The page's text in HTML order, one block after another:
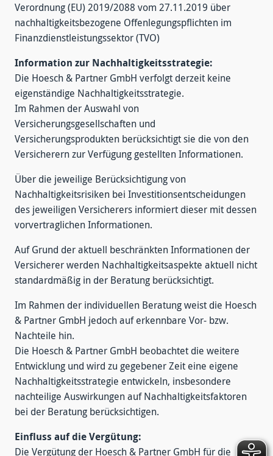
Verordnung (EU) 2019/2088 vom 27.11.2019 über
nachhaltigkeitsbezogene Offenlegungspflichten im
Finanzdienstleistungssektor (TVO)
Information zur Nachhaltigkeitsstrategie:
Die Hoesch & Partner GmbH verfolgt derzeit keine
eigenständige Nachhaltigkeitsstrategie.
Im Rahmen der Auswahl von
Versicherungsgesellschaften und
Versicherungsprodukten berücksichtigt sie die von den
Versicherern zur Verfügung gestellten Informationen.
Über die jeweilige Berücksichtigung von
Nachhaltigkeitsrisiken bei Investitionsentscheidungen
des jeweiligen Versicherers informiert dieser mit dessen
vorvertraglichen Informationen.
Auf Grund der aktuell beschränkten Informationen der
Versicherer werden Nachhaltigkeitsaspekte aktuell nicht
standardmäßig in der Beratung berücksichtigt.
Im Rahmen der individuellen Beratung weist die Hoesch
& Partner GmbH jedoch auf erkennbare Vor- bzw.
Nachteile hin.
Die Hoesch & Partner GmbH beobachtet die weitere
Entwicklung und wird zu gegebener Zeit eine eigene
Nachhaltigkeitsstrategie entwickeln, insbesondere
nachteilige Auswirkungen auf Nachhaltigkeitsfaktoren
bei der Beratung berücksichtigen.
Einfluss auf die Vergütung:
Die Vergütung der Hoesch & Partner GmbH für die